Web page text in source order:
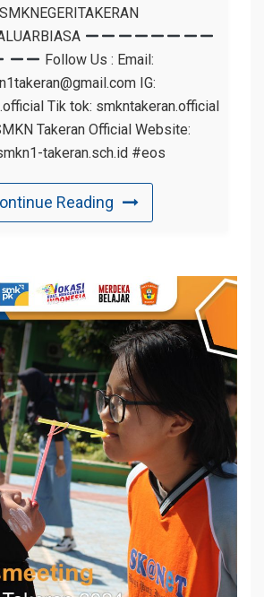
Follow Us : Email:
IG:
Tik tok: smkntakeran.official
Takeran Official Website:
takeran.sch.id #eos
Reading